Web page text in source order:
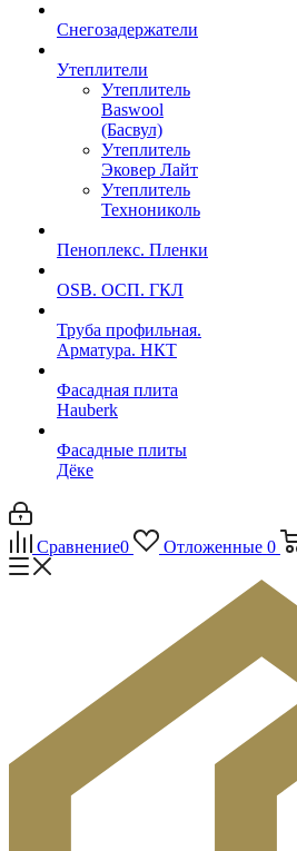
Снегозадержатели
Утеплители
Утеплитель
Baswool
(Басвул)
Утеплитель
Эковер Лайт
Утеплитель
Технониколь
Пеноплекс. Пленки
OSB. ОСП. ГКЛ
Труба профильная.
Арматура. НКТ
Фасадная плита
Hauberk
Фасадные плиты
Дёке
Сравнение0 Отложенные 0